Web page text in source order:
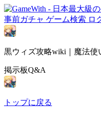
事前ガチャ ゲーム検索 ロ
黒ウィズ攻略wiki｜魔法使
掲示板Q&A
トップに戻る